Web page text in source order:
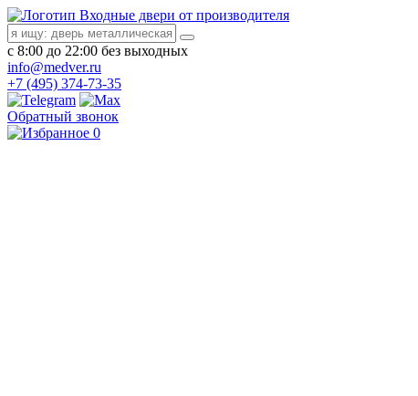
Входные двери от производителя
с 8:00 до 22:00 без выходных
info@medver.ru
+7 (495) 374-73-35
Обратный звонок
0